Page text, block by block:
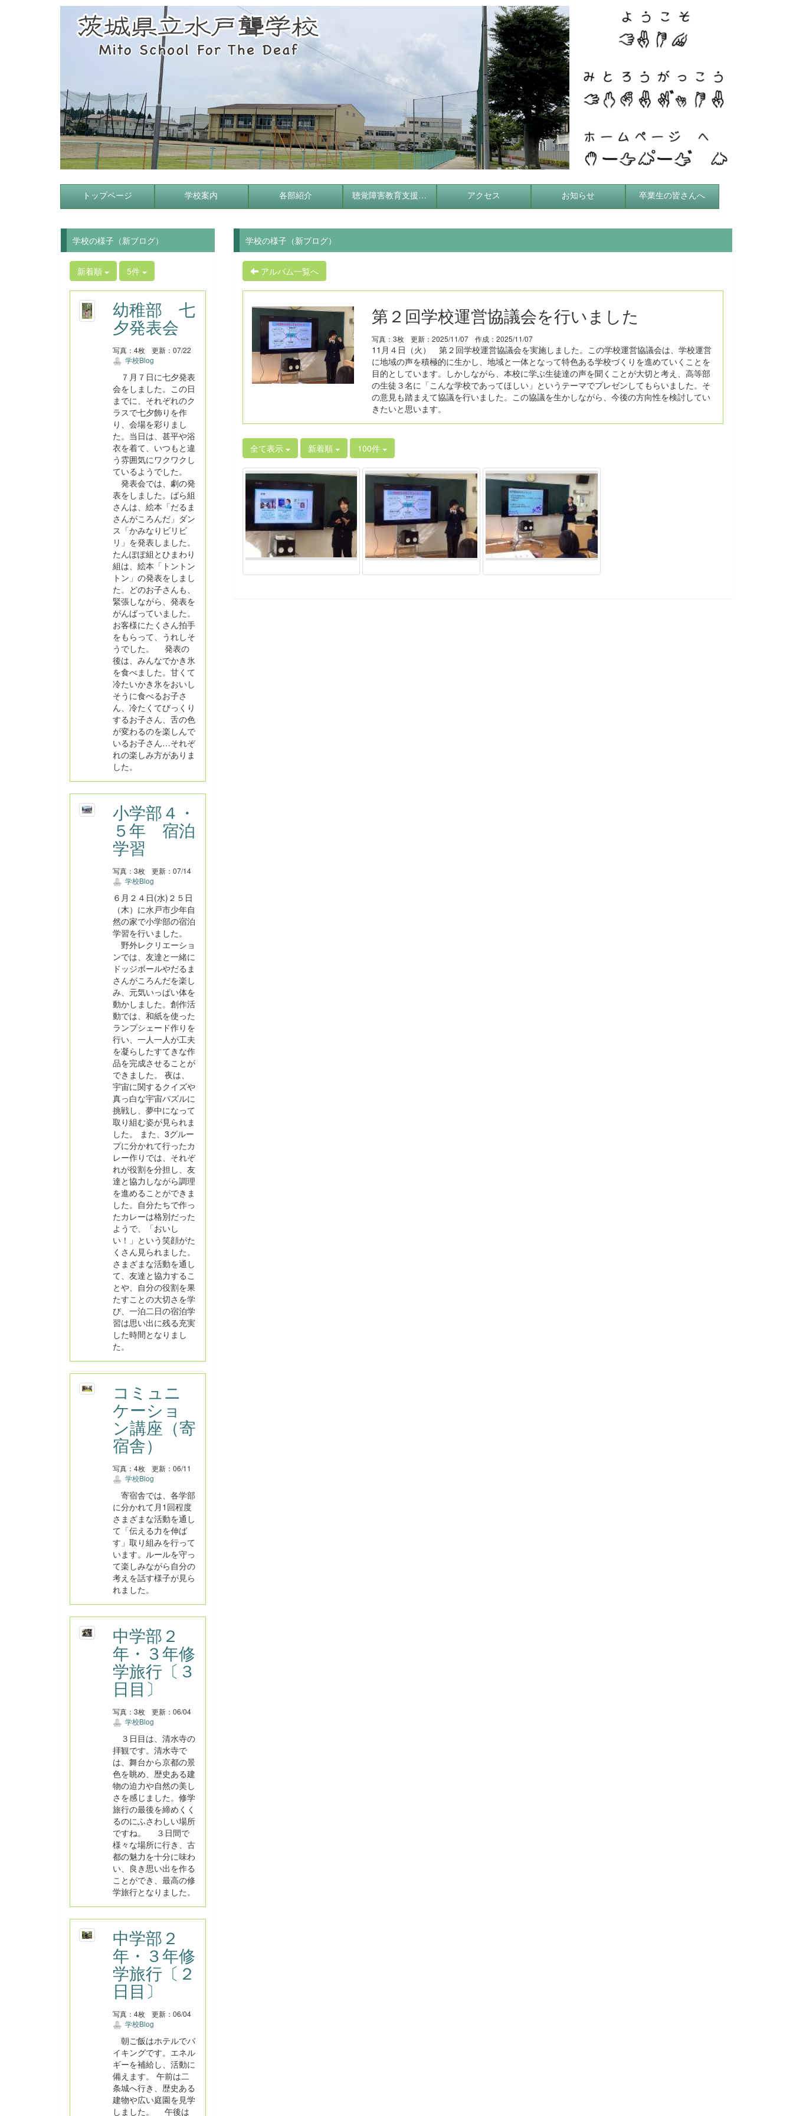
トップページ 学校案内 各部紹介 聴覚障害教育支援センター アクセス お知らせ 卒業生の皆さんへ
学校の様子（新ブログ）
アルバム一覧へ
第２回学校運営協議会を行いました
写真：3枚 更新：2025/11/07 作成：2025/11/07
11月４日（火） 第２回学校運営協議会を実施しました。この学校運営協議会は、学校運営
に地域の声を積極的に生かし、地域と一体となって特色ある学校づくりを進めていくことを
目的としています。しかしながら、本校に学ぶ生徒達の声を聞くことが大切と考え、高等部
の生徒３名に「こんな学校であってほしい」というテーマでプレゼンしてもらいました。そ
の意見も踏まえて協議を行いました。この協議を生かしながら、今後の方向性を検討してい
きたいと思います。
全て表示 新着順 100件
学校の様子（新ブログ）
新着順 5件
幼稚部 七
夕発表会
写真：4枚
更新：07/22
学校Blog
７月７日に七夕発表
会をしました。この日
までに、それぞれのク
ラスで七夕飾りを作
り、会場を彩りまし
た。当日は、甚平や浴
衣を着て、いつもと違
う雰囲気にワクワクし
ているようでした。
発表会では、劇の発
表をしました。ばら組
さんは、絵本「だるま
さんがころんだ」ダン
ス「かみなりビリビ
リ」を発表しました。
たんぽぽ組とひまわり
組は、絵本「トントン
トン」の発表をしまし
た。どのお子さんも、
緊張しながら、発表を
がんばっていました。
お客様にたくさん拍手
をもらって、うれしそ
うでした。 発表の
後は、みんなでかき氷
を食べました。甘くて
冷たいかき氷をおいし
そうに食べるお子さ
ん、冷たくてびっくり
するお子さん、舌の色
が変わるのを楽しんで
いるお子さん…それぞ
れの楽しみ方がありま
した。
小学部４・
５年 宿泊
学習
写真：3枚
更新：07/14
学校Blog
６月２４日(水)２５日
（木）に水戸市少年自
然の家で小学部の宿泊
学習を行いました。
野外レクリエーショ
ンでは、友達と一緒に
ドッジボールやだるま
さんがころんだを楽し
み、元気いっぱい体を
動かしました。創作活
動では、和紙を使った
ランプシェード作りを
行い、一人一人が工夫
を凝らしたすてきな作
品を完成させることが
できました。 夜は、
宇宙に関するクイズや
真っ白な宇宙パズルに
挑戦し、夢中になって
取り組む姿が見られま
した。 また、3グルー
プに分かれて行ったカ
レー作りでは、それぞ
れが役割を分担し、友
達と協力しながら調理
を進めることができま
した。自分たちで作っ
たカレーは格別だった
ようで、「おいし
い！」という笑顔がた
くさん見られました。
さまざまな活動を通し
て、友達と協力するこ
とや、自分の役割を果
たすことの大切さを学
び、一泊二日の宿泊学
習は思い出に残る充実
した時間となりまし
た。
コミュニ
ケーショ
ン講座（寄
宿舎）
写真：4枚
更新：06/11
学校Blog
寄宿舎では、各学部
に分かれて月1回程度
さまざまな活動を通し
て「伝える力を伸ば
す」取り組みを行って
います。ルールを守っ
て楽しみながら自分の
考えを話す様子が見ら
れました。
中学部２
年・３年修
学旅行〔３
日目〕
写真：3枚
更新：06/04
学校Blog
３日目は、清水寺の
拝観です。清水寺で
は、舞台から京都の景
色を眺め、歴史ある建
物の迫力や自然の美し
さを感じました。修学
旅行の最後を締めくく
るのにふさわしい場所
ですね。 ３日間で
様々な場所に行き、古
都の魅力を十分に味わ
い、良き思い出を作る
ことができ、最高の修
学旅行となりました。
中学部２
年・３年修
学旅行〔２
日目〕
写真：4枚
更新：06/04
学校Blog
朝ご飯はホテルでバ
イキングです。エネル
ギーを補給し、活動に
備えます。 午前は二
条城へ行き、歴史ある
建物や広い庭園を見学
しました。 午後は